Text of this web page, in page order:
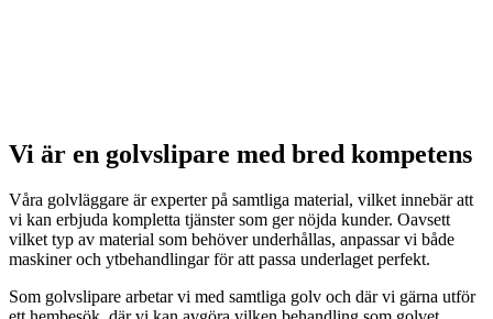
Vi är en golvslipare med bred kompetens
Våra golvläggare är experter på samtliga material, vilket innebär att
vi kan erbjuda kompletta tjänster som ger nöjda kunder. Oavsett
vilket typ av material som behöver underhållas, anpassar vi både
maskiner och ytbehandlingar för att passa underlaget perfekt.
Som golvslipare arbetar vi med samtliga golv och där vi gärna utför